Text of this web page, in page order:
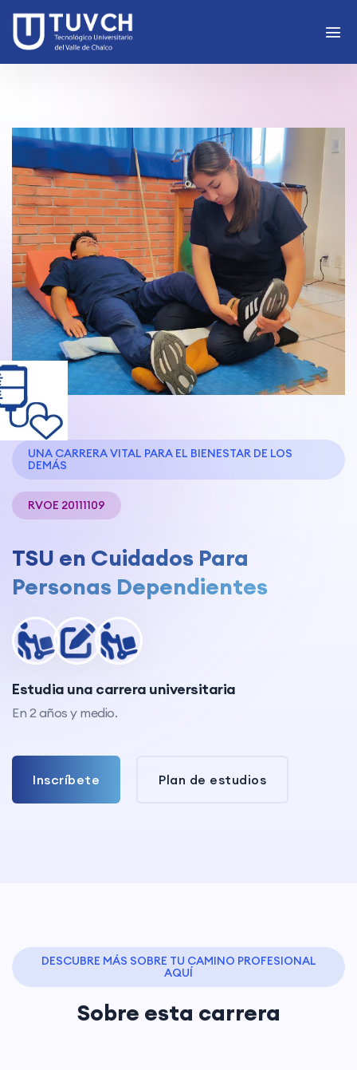
UNA CARRERA VITAL PARA EL BIENESTAR DE LOS
DEMÁS
RVOE 20111109
TSU en Cuidados Para
Personas Dependientes
Estudia una carrera universitaria
En 2 años y medio.
Inscríbete Plan de estudios
DESCUBRE MÁS SOBRE TU CAMINO PROFESIONAL
AQUÍ
Sobre esta carrera